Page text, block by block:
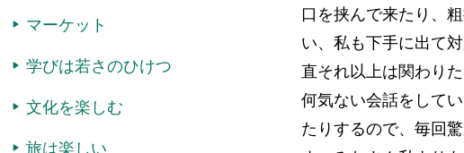
口を挟んで来たり、
い、私も下手に出て
直それ以上は関わりた
何気ない会話をして
たりするので、毎回
マーケット
学びは若さのひけつ
文化を楽しむ
旅は楽しい